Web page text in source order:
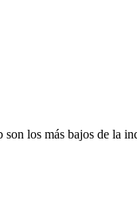
los más bajos de la